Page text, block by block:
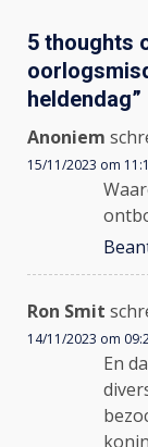
5 thoughts
heldendag”
Anoniem
15/11/2023 om
Ron Smit
14/11/2023 om
En